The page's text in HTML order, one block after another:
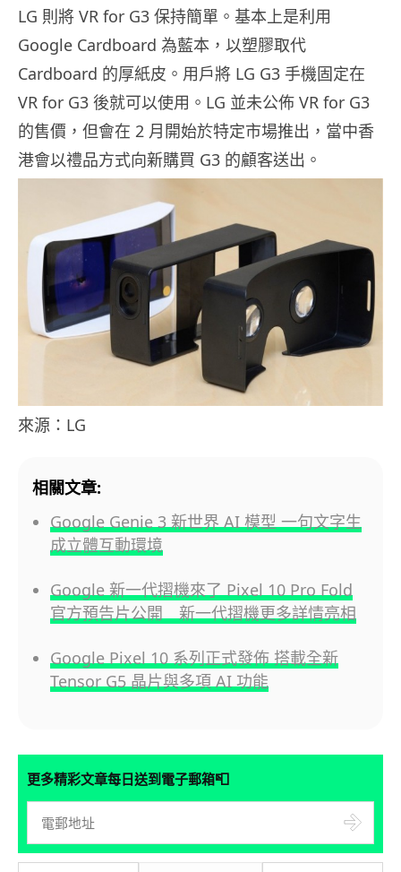
LG 則將 VR for G3 保持簡單。基本上是利用
Google Cardboard 為藍本，以塑膠取代
Cardboard 的厚紙皮。用戶將 LG G3 手機固定在
VR for G3 後就可以使用。LG 並未公佈 VR for G3
的售價，但會在 2 月開始於特定市場推出，當中香
港會以禮品方式向新購買 G3 的顧客送出。
來源：LG
相關文章:
Google Genie 3 新世界 AI 模型 一句文字生
成立體互動環境
Google 新一代摺機來了 Pixel 10 Pro Fold
官方預告片公開 新一代摺機更多詳情亮相
Google Pixel 10 系列正式發佈 搭載全新
Tensor G5 晶片與多項 AI 功能
更多精彩文章每日送到電子郵箱📮